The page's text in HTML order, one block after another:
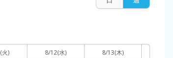
(火) 8/12(水) 8/13(木)